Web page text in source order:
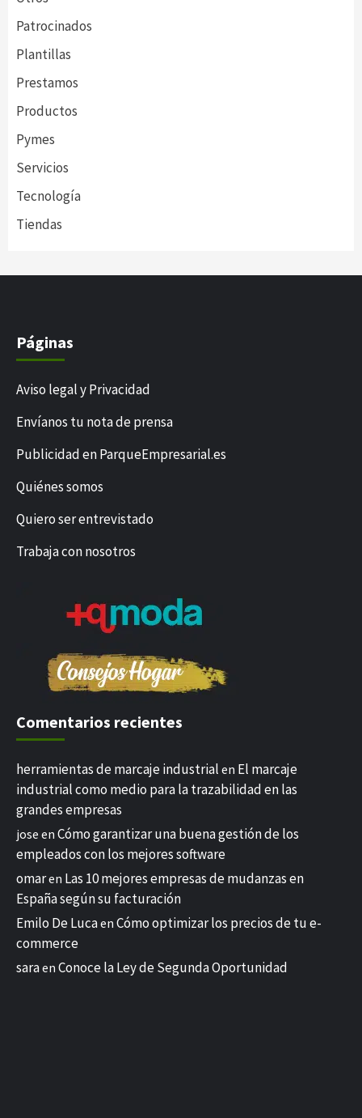
Patrocinados
Plantillas
Prestamos
Productos
Pymes
Servicios
Tecnología
Tiendas
Páginas
Aviso legal y Privacidad
Envíanos tu nota de prensa
Publicidad en ParqueEmpresarial.es
Quiénes somos
Quiero ser entrevistado
Trabaja con nosotros
Comentarios recientes
herramientas de marcaje industrial en El marcaje
industrial como medio para la trazabilidad en las
grandes empresas
jose en Cómo garantizar una buena gestión de los
empleados con los mejores software
omaren Las 10 mejores empresas de mudanzas en
España según su facturación
Emilo De Lucaen Cómo optimizar los precios de tu e-
commerce
saraen Conoce la Ley de Segunda Oportunidad